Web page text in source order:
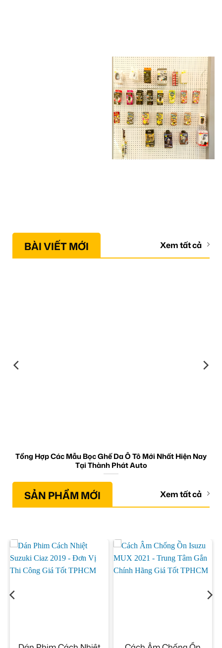
BÀI VIẾT MỚI Xem tất cả
Tổng Hợp Các Mẫu Bọc Ghế Da Ô Tô Mới Nhất Hiện Nay
Tại Thành Phát Auto
SẢN PHẨM MỚI Xem tất cả